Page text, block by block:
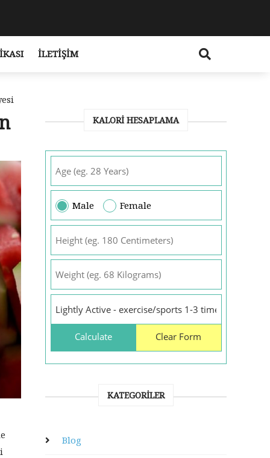
İLETIŞIM
KALORI HESAPLAMA
Male Female
KATEGORILER
Blog